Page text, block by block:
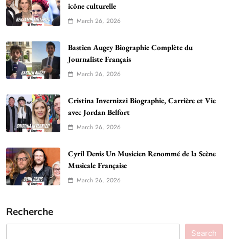
icône culturelle
March 26, 2026
Bastien Augey Biographie Complète du
Journaliste Français
March 26, 2026
Cristina Invernizzi Biographie, Carrière et Vie
avec Jordan Belfort
March 26, 2026
Cyril Denis Un Musicien Renommé de la Scène
Musicale Française
March 26, 2026
Recherche
Search